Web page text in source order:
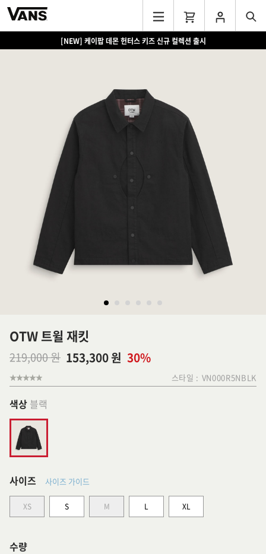
[NEW] 케이팝 데몬 헌터스 키즈 신규 컬렉션 출시
[EVENT] 15만원 이상 구매 시 쿨러백 증정
OTW 트윌 재킷
219,000 원 153,300 원 30%
스타일 : VN000R5NBLK
색상 블랙
사이즈 사이즈 가이드
XS S M L XL
수량